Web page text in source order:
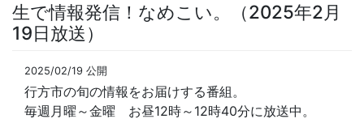
生で情報発信！なめこい。（2025年2月
19日放送）
2025/02/19 公開
行方市の旬の情報をお届けする番組。
毎週月曜～金曜 お昼12時～12時40分に放送中。